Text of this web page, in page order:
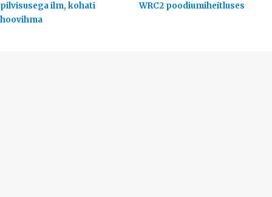
pilvisusega ilm, kohati
hoovihma
WRC2 poodiumiheitluses